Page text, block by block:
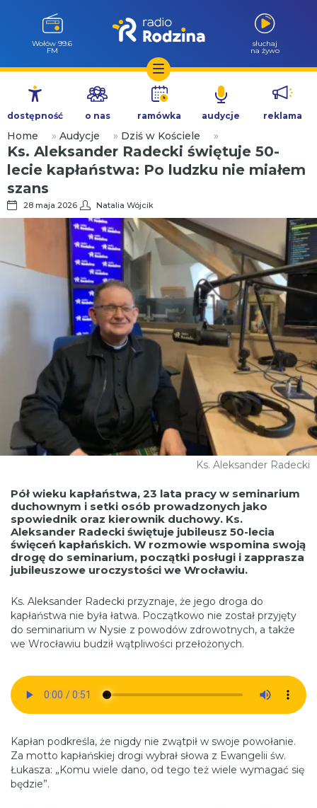
Przejdź
treści
Wołów 99.6
FM
słuchaj
na żywo
dostępność o nas ramówka audycje reklama
Home » Audycje » Dziś w Kościele »
Ks. Aleksander Radecki świętuje 50-
lecie kapłaństwa: Po ludzku nie miałem
szans
28 maja 2026 Natalia Wójcik
Ks. Aleksander Radecki
Pół wieku kapłaństwa, 23 lata pracy w seminarium
duchownym i setki osób prowadzonych jako
spowiednik oraz kierownik duchowy. Ks.
Aleksander Radecki świętuje jubileusz 50-lecia
święceń kapłańskich. W rozmowie wspomina swoją
drogę do seminarium, początki posługi i zapprasza
jubileuszowe uroczystości we Wrocławiu.
Ks. Aleksander Radecki przyznaje, że jego droga do
kapłaństwa nie była łatwa. Początkowo nie został przyjęty
do seminarium w Nysie z powodów zdrowotnych, a także
we Wrocławiu budził wątpliwości przełożonych.
Kapłan podkreśla, że nigdy nie zwątpił w swoje powołanie.
Za motto kapłańskiej drogi wybrał słowa z Ewangelii św.
Łukasza: „Komu wiele dano, od tego też wiele wymagać się
będzie”.